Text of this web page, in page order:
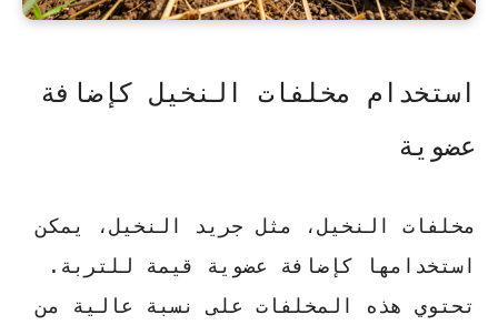
استخدام مخلفات النخيل كإضافة
عضوية
مخلفات النخيل، مثل جريد النخيل، يمكن
استخدامها كإضافة عضوية قيمة للتربة.
تحتوي هذه المخلفات على نسبة عالية من